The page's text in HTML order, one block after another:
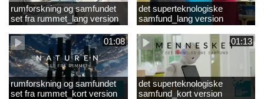
rumforskning og samfundet
set fra rummet_lang version
det superteknologiske
samfund_lang version
01:08
rumforskning og samfundet
set fra rummet_kort version
01:13
det superteknologiske
samfund_kort version